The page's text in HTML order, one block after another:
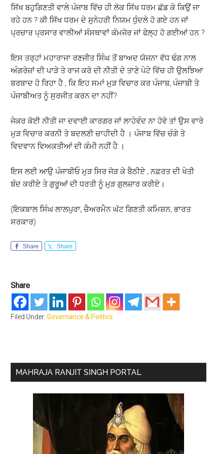
ਸਿੱਖ ਬਹੁਗਿਣਤੀ ਵਾਲੇ ਪੰਜਾਬ ਵਿੱਚ ਹੀ ਲੋਕ ਸਿੱਖ ਧਰਮ ਛੱਡ ਕੇ ਕਿਉਂ ਜਾ
ਰਹੇ ਹਨ ? ਕੀ ਸਿੱਖ ਧਰਮ ਦੇ ਸੁਨੇਹਰੀ ਨਿਯਮ ਧੁੰਦਲੇ ਹੋ ਗਏ ਹਨ ਜਾਂ
ਪ੍ਰਚਾਰ ਪ੍ਰਸਾਰ ਵਾਲੀਆਂ ਸੰਸਥਾਵਾਂ ਕੰਮਜੋਰ ਜਾਂ ਫੇਲ੍ਹ ਹੋ ਗਈਆਂ ਹਨ ?
ਇਸ ਤਰ੍ਹਾਂ ਮਹਾਰਾਜਾ ਰਣਜੀਤ ਸਿੰਘ ਤੋਂ ਬਾਅਦ ਯੋਜਨਾ ਵੱਧ ਢੰਗ ਨਾਲ
ਅੰਗਰੇਜ਼ਾਂ ਦੀ ਪਾੜੇ ਤੇ ਰਾਜ ਕਰੋ ਦੀ ਨੀਤੀ ਦੇ ਤਾਣੇ ਪੇਟੇ ਵਿੱਚ ਹੀ ਉਲਝਿਆ
ਬਰਬਾਦ ਹੋ ਰਿਹਾ ਹੈ , ਕਿ ਇਹ ਸਮਾਂ ਮੁੜ ਵਿਚਾਰ ਕਰ ਪੰਜਾਬ, ਪੰਜਾਬੀ ਤੇ
ਪੰਜਾਬੀਅਤ ਨੂੰ ਸੁਰਜੀਤ ਕਰਨ ਦਾ ਨਹੀਂ?
ਜੇਕਰ ਕੋਈ ਨੀਤੀ ਜਾ ਦਵਾਈ ਕਾਰਗਰ ਜਾਂ ਲਾਹੇਵੰਦ ਨਾ ਹੋਵੇ ਤਾਂ ਉਸ ਵਾਰੇ
ਮੁੜ ਵਿਚਾਰ ਕਰਨੀ ਤੇ ਬਦਲਣੀ ਚਾਹੀਦੀ ਹੈ । ਪੰਜਾਬ ਵਿੱਚ ਚੰਗੇ ਤੇ
ਵਿਦਵਾਨ ਵਿਅਕਤੀਆਂ ਦੀ ਕੰਮੀ ਨਹੀਂ ਹੈ ।
ਇਸ ਲਈ ਆਉ ਪੰਜਾਬੀਓ ਮੁੜ ਸਿਰ ਜੋੜ ਕੇ ਬੈਠੀਏ , ਨਫ਼ਰਤ ਦੀ ਖੇਤੀ
ਬੰਦ ਕਰੀਏ ਤੇ ਗੁਰੂਆਂ ਦੀ ਧਰਤੀ ਨੂੰ ਮੁੜ ਗੁਲਜ਼ਾਰ ਕਰੀਏ।
(ਇਕਬਾਲ ਸਿੰਘ ਲਾਲਪੁਰਾ, ਚੈਅਰਮੈਨ ਘੱਟ ਗਿਣਤੀ ਕਮਿਸ਼ਨ, ਭਾਰਤ
ਸਰਕਾਰ)
Share Share
Share
Filed Under:Governance & Politics
Primary
MAHRAJA RANJIT SINGH PORTAL